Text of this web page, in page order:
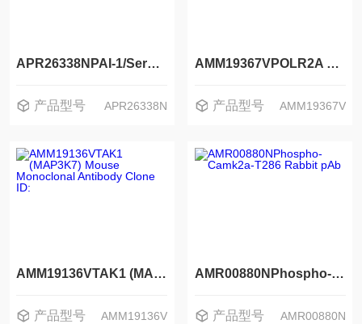
APR26338NPAI-1/Serpin E1 Rabbit pAb
产品型号 APR26338N
AMM19367VPOLR2A Mouse Monoclonal Antibody Clone ID: LBI2B7
产品型号 AMM19367V
AMM19136VTAK1 (MAP3K7) Mouse Monoclonal Antibody Clone ID:
产品型号 AMM19136V
AMR00880NPhospho-Camk2a-T286 Rabbit pAb
产品型号 AMR00880N